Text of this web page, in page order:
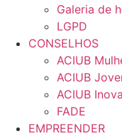
Galeria de
LGPD
CONSELHOS
ACIUB
ACIUB
ACIUB
FADE
EMPREENDER